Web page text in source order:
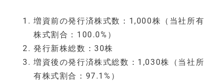
増資前の発行済株式数：1,000株（当社所有
株式割合：100.0%）
発行新株総数：30株
増資後の発行済株式総数：1,030株（当社所
有株式割合：97.1%）